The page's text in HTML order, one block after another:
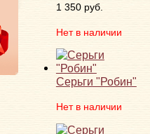
1 350 руб.
Нет в наличии
Серьги "Робин"
Нет в наличии